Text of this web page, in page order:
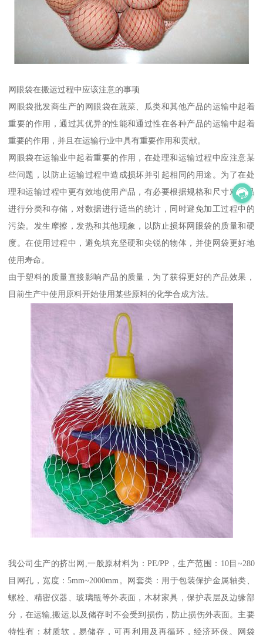
网眼袋在搬运过程中应该注意的事项
网眼袋批发商生产的网眼袋在蔬菜、瓜类和其他产品的运输中起着
重要的作用，通过其优异的性能和通过性在各种产品的运输中起着
重要的作用，并且在运输行业中具有重要作用和贡献。
网眼袋在运输业中起着重要的作用，在处理和运输过程中应注意某
些问题，以防止运输过程中造成损坏并引起相同的用途。为了在处
理和运输过程中更有效地使用产品，有必要根据规格和尺寸对产品
进行分类和存储，对数据进行适当的统计，同时避免加工过程中的
污染。发生摩擦，发热和其他现象，以防止损坏网眼袋的质量和硬
度。在使用过程中，避免填充坚硬和尖锐的物体，并使网袋更好地
使用寿命。
由于塑料的质量直接影响产品的质量，为了获得更好的产品效果，
目前生产中使用原料开始使用某些原料的化学合成方法。
我公司生产的挤出网,一般原材料为：PE/PP，生产范围：10目~280
目网孔，宽度：5mm~2000mm。网套类：用于包装保护金属轴类、
螺栓、精密仪器、玻璃瓶等外表面，木材家具，保护表层及边缘部
分，在运输,搬运,以及储存时不会受到损伤，防止损伤外表面。主要
特性有：材质软，易储存，可再利用及再循环，经济环保。网袋